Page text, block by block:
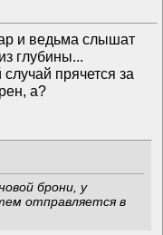
и ведьма слышат
глубины...
прячется за
а?
брони, у
отправляется в